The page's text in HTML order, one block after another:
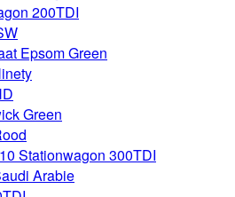
200TDI
Epsom Green
Green
Stationwagon 300TDI
Arabie